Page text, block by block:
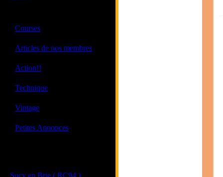
Courses
Articles de nos membres
Action!!
Technique
Vintage
Petites Annonces
Sucy en Brie ( RC94 )